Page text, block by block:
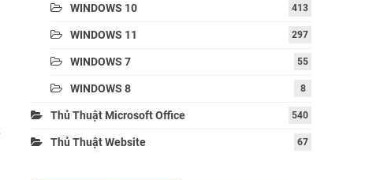
WINDOWS 10 413
WINDOWS 11 297
WINDOWS 7 55
WINDOWS 8 8
Thủ Thuật Microsoft Office 540
Thủ Thuật Website 67